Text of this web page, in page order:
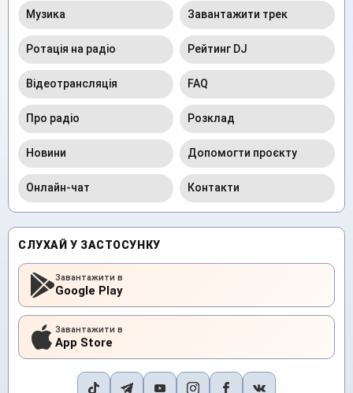
Музика Завантажити трек
Ротація на радіо Рейтинг DJ
Відеотрансляція FAQ
Про радіо Розклад
Новини Допомогти проєкту
Онлайн-чат Контакти
СЛУХАЙ У ЗАСТОСУНКУ
Завантажити в
Google Play
Завантажити в
App Store